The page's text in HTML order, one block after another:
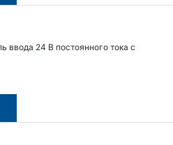
ввода 24 В постоянного тока с